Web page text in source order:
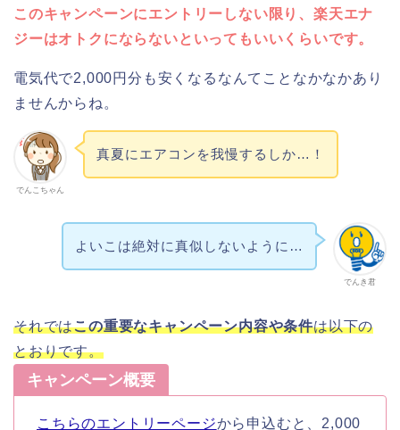
このキャンペーンにエントリーしない限り、楽天エナ
ジーはオトクにならないといってもいいくらいです。
電気代で2,000円分も安くなるなんてことなかなかあり
ませんからね。
でんこちゃん
真夏にエアコンを我慢するしか…！
でんき君
よいこは絶対に真似しないように…
それではこの重要なキャンペーン内容や条件は以下の
とおりです。
キャンペーン概要
こちらのエントリーページから申込むと、2,000